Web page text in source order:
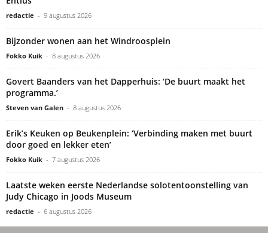
redactie - 9 augustus 2026
Bijzonder wonen aan het Windroosplein
Fokko Kuik - 8 augustus 2026
Govert Baanders van het Dapperhuis: ‘De buurt maakt het
programma.’
Steven van Galen - 8 augustus 2026
Erik’s Keuken op Beukenplein: ‘Verbinding maken met buurt
door goed en lekker eten’
Fokko Kuik - 7 augustus 2026
Laatste weken eerste Nederlandse solotentoonstelling van
Judy Chicago in Joods Museum
redactie - 6 augustus 2026